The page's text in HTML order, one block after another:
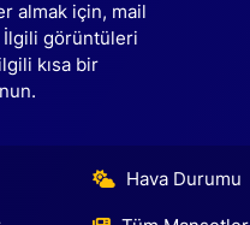
almak için, mail
görüntüleri
kısa bir
Hava Durumu